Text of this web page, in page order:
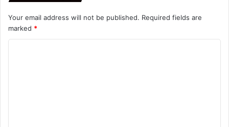
Your email address will not be published. Required fields are
marked *